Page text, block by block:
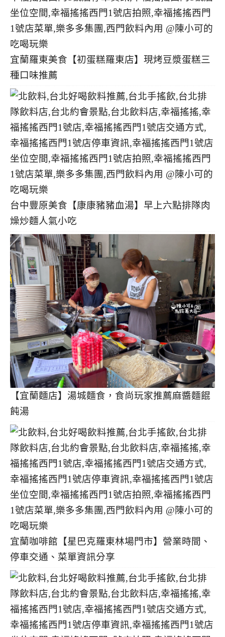
宜蘭羅東美食【初蛋糕羅東店】現烤豆漿蛋糕三
種口味推薦
台中豐原美食【康康豬豬血湯】早上六點排隊肉
燥炒麵人氣小吃
【宜蘭麵店】湯城麵食，食尚玩家推薦麻醬麵餛
飩湯
宜蘭咖啡館【星巴克羅東林場門市】營業時間、
停車交通、菜單資訊分享